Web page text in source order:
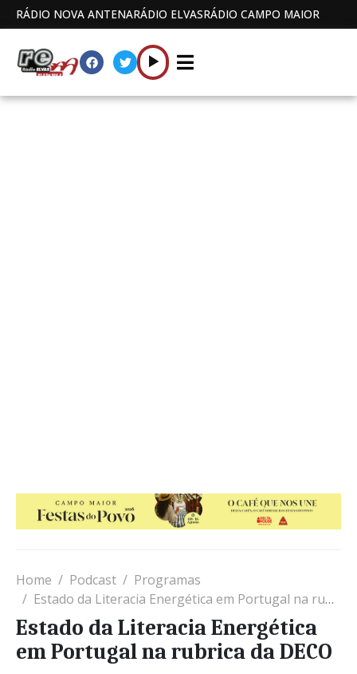
RÁDIO NOVA ANTENARÁDIO ELVASRÁDIO CAMPO MAIOR
Home Podcast
Programas
Estado da Literacia Energética em Portugal na rubrica da DECO
Estado da Literacia Energética
em Portugal na rubrica da DECO